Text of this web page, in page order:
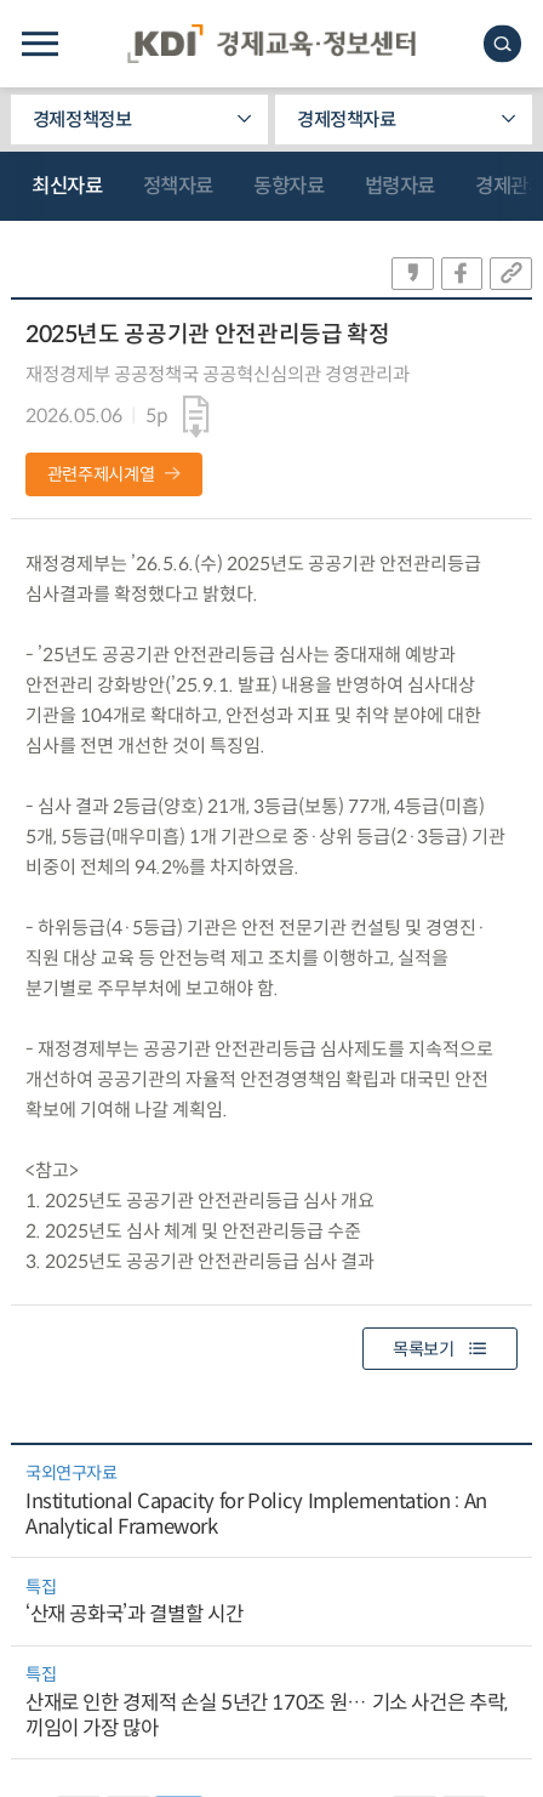
경제정책정보 경제정책자료
최신자료 정책자료 동향자료 법령자료 경제관
2025년도 공공기관 안전관리등급 확정
재정경제부 공공정책국 공공혁신심의관 경영관리과
2026.05.06
5p
관련주제시계열
재정경제부는 ’26.5.6.(수) 2025년도 공공기관 안전관리등급
심사결과를 확정했다고 밝혔다.
- ’25년도 공공기관 안전관리등급 심사는 중대재해 예방과
안전관리 강화방안(’25.9.1. 발표) 내용을 반영하여 심사대상
기관을 104개로 확대하고, 안전성과 지표 및 취약 분야에 대한
심사를 전면 개선한 것이 특징임.
- 심사 결과 2등급(양호) 21개, 3등급(보통) 77개, 4등급(미흡)
5개, 5등급(매우미흡) 1개 기관으로 중·상위 등급(2·3등급) 기관
비중이 전체의 94.2%를 차지하였음.
- 하위등급(4·5등급) 기관은 안전 전문기관 컨설팅 및 경영진·
직원 대상 교육 등 안전능력 제고 조치를 이행하고, 실적을
분기별로 주무부처에 보고해야 함.
- 재정경제부는 공공기관 안전관리등급 심사제도를 지속적으로
개선하여 공공기관의 자율적 안전경영책임 확립과 대국민 안전
확보에 기여해 나갈 계획임.
<참고>
1. 2025년도 공공기관 안전관리등급 심사 개요
2. 2025년도 심사 체계 및 안전관리등급 수준
3. 2025년도 공공기관 안전관리등급 심사 결과
목록보기
국외연구자료
Institutional Capacity for Policy Implementation : An
Analytical Framework
특집
‘산재 공화국’과 결별할 시간
특집
산재로 인한 경제적 손실 5년간 170조 원… 기소 사건은 추락,
끼임이 가장 많아